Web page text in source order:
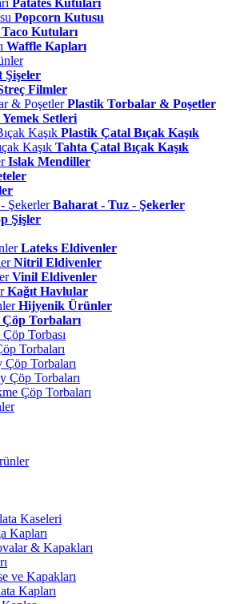
Patates Kutuları
Popcorn Kutusu
Taco Kutuları
Waffle Kapları
Şişeler
Filmler
Plastik Torbalar & Poşetler
Yemek Setleri
Plastik Çatal Bıçak Kaşık
Tahta Çatal Bıçak Kaşık
Islak Mendiller
Baharat - Tuz - Şekerler
Şişler
Lateks Eldivenler
Nitril Eldivenler
Vinil Eldivenler
Kağıt Havlular
Hijyenik Ürünler
Çöp Torbaları
Torbası
Torbaları
Torbaları
Çöp Torbaları
Çöp Torbaları
Kaseleri
Kapları
& Kapakları
ve Kapakları
Kapları